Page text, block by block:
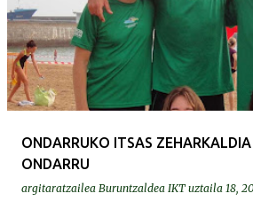
ONDARRUKO ITSAS
ONDARRU
argitaratzailea Buruntzaldea IKT uztaila 18,